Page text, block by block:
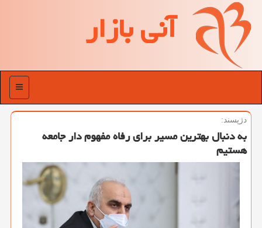
آنی بازار
منو
دژپسند:
به دنبال بهترین مسیر برای رفاه مفهوم دار جامعه
هستیم